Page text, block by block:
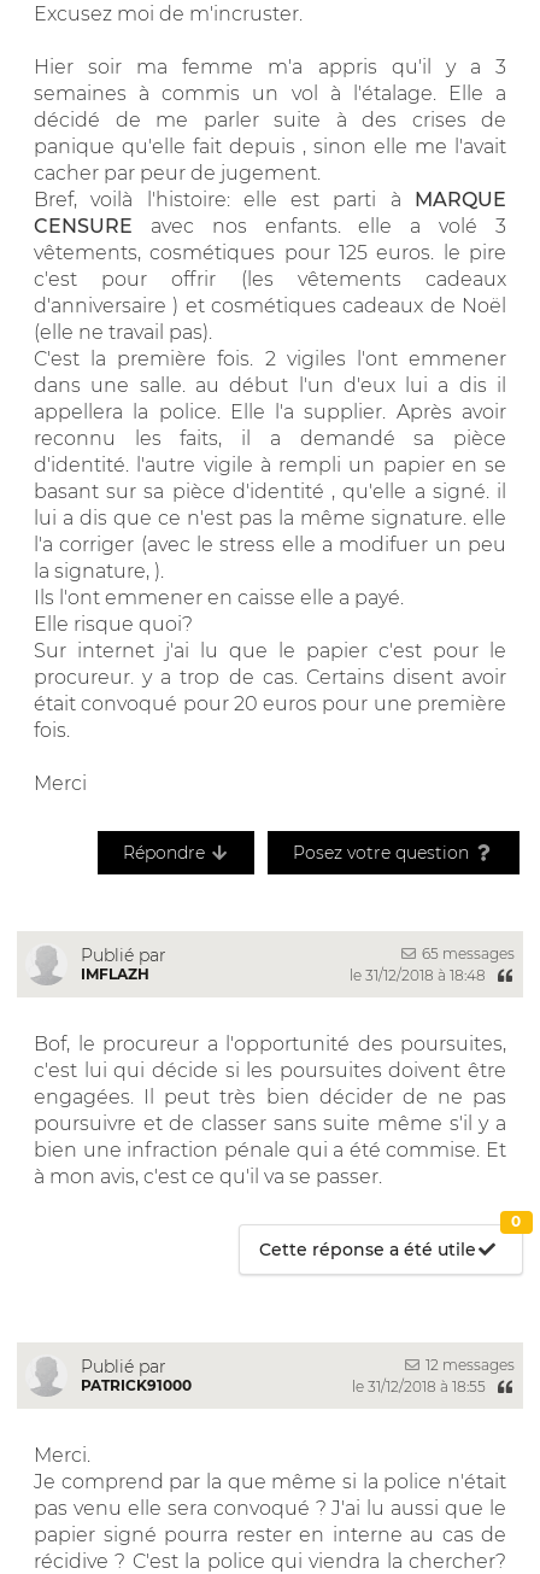
Excusez moi de m'incruster.
Hier soir ma femme m'a appris qu'il y a 3
semaines à commis un vol à l'étalage. Elle a
décidé de me parler suite à des crises de
panique qu'elle fait depuis , sinon elle me l'avait
cacher par peur de jugement.
Bref, voilà l'histoire: elle est parti à MARQUE
CENSURE avec nos enfants. elle a volé 3
vêtements, cosmétiques pour 125 euros. le pire
c'est pour offrir (les vêtements cadeaux
d'anniversaire ) et cosmétiques cadeaux de Noël
(elle ne travail pas).
C'est la première fois. 2 vigiles l'ont emmener
dans une salle. au début l'un d'eux lui a dis il
appellera la police. Elle l'a supplier. Après avoir
reconnu les faits, il a demandé sa pièce
d'identité. l'autre vigile à rempli un papier en se
basant sur sa pièce d'identité , qu'elle a signé. il
lui a dis que ce n'est pas la même signature. elle
l'a corriger (avec le stress elle a modifuer un peu
la signature, ).
Ils l'ont emmener en caisse elle a payé.
Elle risque quoi?
Sur internet j'ai lu que le papier c'est pour le
procureur. y a trop de cas. Certains disent avoir
était convoqué pour 20 euros pour une première
fois.
Merci
Répondre Posez votre question
Publié par
IMFLAZH
65 messages
le 31/12/2018 à 18:48
Bof, le procureur a l'opportunité des poursuites,
c'est lui qui décide si les poursuites doivent être
engagées. Il peut très bien décider de ne pas
poursuivre et de classer sans suite même s'il y a
bien une infraction pénale qui a été commise. Et
à mon avis, c'est ce qu'il va se passer.
Cette réponse a été utile
0
Publié par
PATRICK91000
12 messages
le 31/12/2018 à 18:55
Merci.
Je comprend par la que même si la police n'était
pas venu elle sera convoqué ? J'ai lu aussi que le
papier signé pourra rester en interne au cas de
récidive ? C'est la police qui viendra la chercher?